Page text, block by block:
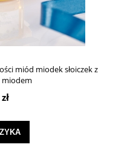
miód miodek słoiczek z